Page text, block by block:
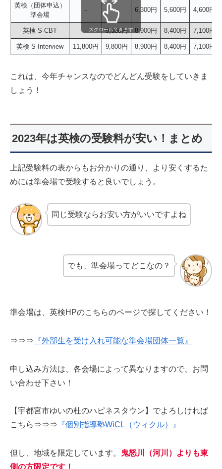
英検（団体申込）
準会場
– – 6,300円 5,600円 4,600円
英検 S-CBT – 9,800円 8,900円 8,400円 7,100円
英検 S-Interview 11,800円 9,800円 8,900円 8,400円 7,100円
スクロールできます
これは、今年チャンスなのでどんどん受験をしていきま
しょう！
2023年は英検の受験料が安い！まとめ
上記受験料の表からもお分かりの通り、より安くするた
めには準会場で受験すると良いでしょう。
同じ受験ならお安い方がいいですよね
でも、準会場ってどこなの？
準会場は、英検HPのこちらのページで探してください！
⇒⇒⇒ 『外部生を受け入れ可能な準会場団体一覧』
申し込み方法は、各会場によって異なりますので、お問
い合わせ下さい！
【宇都宮市ゆいの杜のハピネスタウン】でよろしければ
こちら⇒⇒⇒ 『個別指導塾WiCL（ウィクル）』
但し、地域を限定しています。
鬼怒川（河川）よりも東
側の方限定です！